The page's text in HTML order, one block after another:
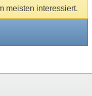
meisten interessiert.